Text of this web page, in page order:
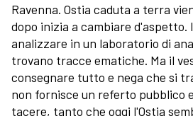
Ravenna. Ostia caduta a terra
dopo inizia a cambiare d'aspetto.
analizzare in un laboratorio di
trovano tracce ematiche. Ma il
consegnare tutto e nega che si
non fornisce un referto pubblico
tacere, tanto che oggi l'Ostia